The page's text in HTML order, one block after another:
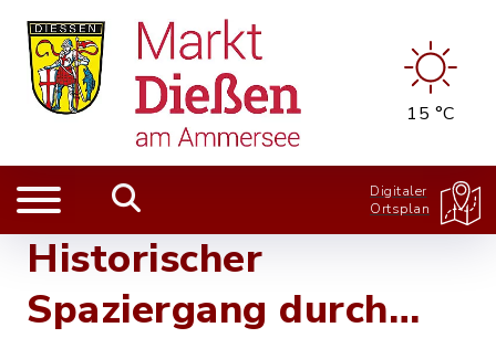
15 °C
Digitaler
Ortsplan
Historischer
Spaziergang durch